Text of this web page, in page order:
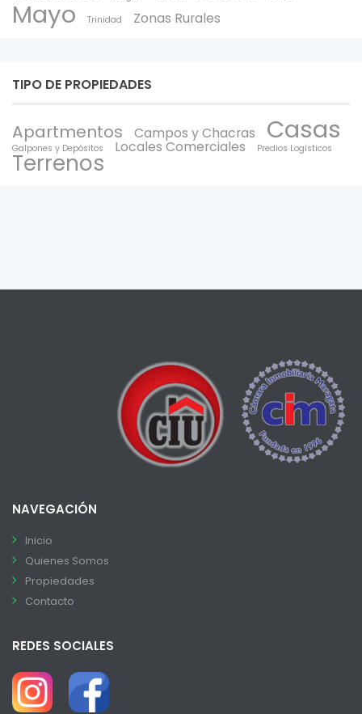
Mayo Trinidad Zonas Rurales
TIPO DE PROPIEDADES
Apartmentos Campos y Chacras Casas
Galpones y Depòsitos Locales Comerciales Predios Logísticos
Terrenos
NAVEGACIÓN
Inicio
Quienes Somos
Propiedades
Contacto
REDES SOCIALES